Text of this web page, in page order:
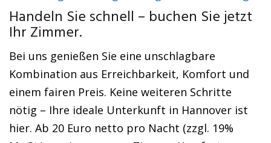
Handeln Sie schnell – buchen Sie jetzt
Ihr Zimmer.
Bei uns genießen Sie eine unschlagbare
Kombination aus Erreichbarkeit, Komfort und
einem fairen Preis. Keine weiteren Schritte
nötig – Ihre ideale Unterkunft in Hannover ist
hier. Ab 20 Euro netto pro Nacht (zzgl. 19%